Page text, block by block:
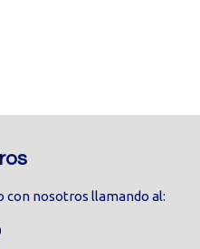
nosotros llamando al: